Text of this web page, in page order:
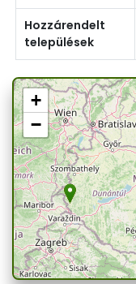
Hozzárendelt
települések
+
−